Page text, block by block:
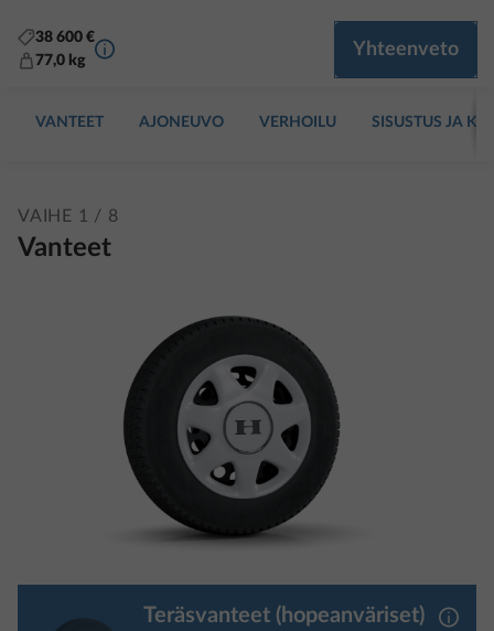
38 600 €
77,0 kg
Lisätietoa Yhteenveto
VANTEET AJONEUVO VERHOILU SISUSTUS JA
VAIHE 1 / 8
Vanteet
Teräsvanteet (hopeanväriset)